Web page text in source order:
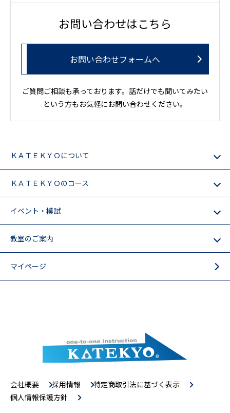
お問い合わせはこちら
お問い合わせフォームへ
ご質問ご相談も承っております。話だけでも聞いてみたい
という方もお気軽にお問い合わせください。
ＫＡＴＥＫＹＯについて
ＫＡＴＥＫＹＯのコース
イベント・模試
教室のご案内
マイページ
会社概要 採用情報
特定商取引法に基づく表示
個人情報保護方針